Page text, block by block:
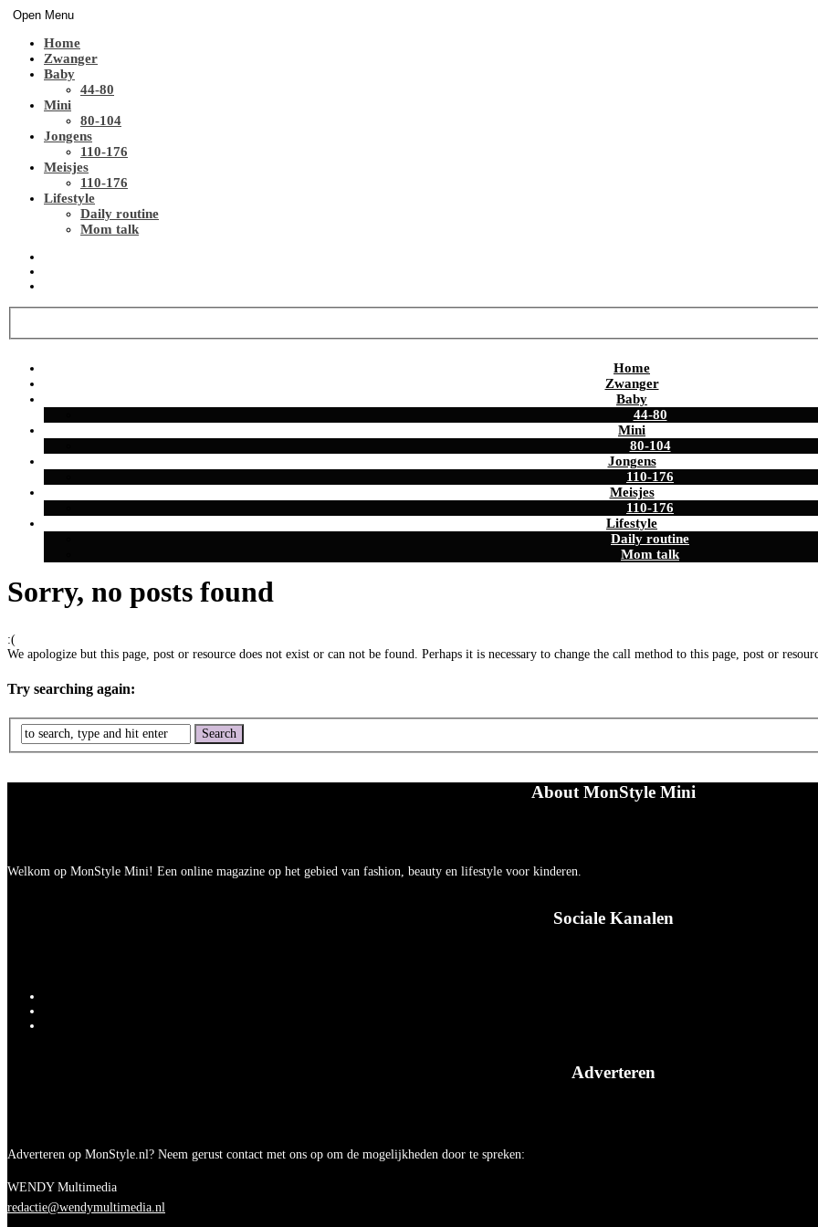
Open Menu
Home
Zwanger
Baby
44-80
Mini
80-104
Jongens
110-176
Meisjes
110-176
Lifestyle
Daily routine
Mom talk
Home
Zwanger
Baby
44-80
Mini
80-104
Jongens
110-176
Meisjes
110-176
Lifestyle
Daily routine
Mom talk
Sorry, no posts found
:(
We apologize but this page, post or resource does not exist or can not be found. Perhaps it is necessary to change the call method to this page, post or
Try searching again:
About MonStyle Mini
Welkom op MonStyle Mini! Een online magazine op het gebied van fashion, beauty en lifestyle voor kinderen.
Sociale Kanalen
Adverteren
Adverteren op MonStyle.nl? Neem gerust contact met ons op om de mogelijkheden door te spreken:
WENDY Multimedia
redactie@wendymultimedia.nl